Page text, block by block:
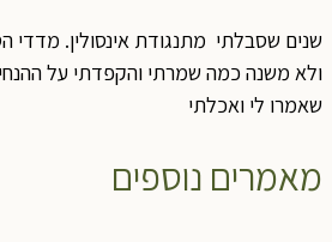
ולא משנה כמה שמרתי והקפדתי על
שאמרו לי ואכלתי
מאמרים נוספים